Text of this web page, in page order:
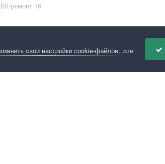
ремонт 16
Правила Таблица лидеров Администрация
свои настройки cookie-файлов, или